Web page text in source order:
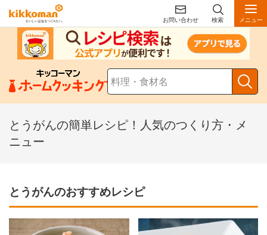
お問い合わせ 検索 メニュー
とうがんの簡単レシピ！人気のつくり方・メ
ニュー
とうがんのおすすめレシピ